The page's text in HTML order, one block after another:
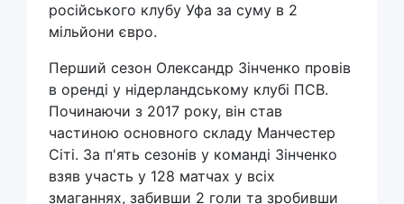
російського клубу Уфа за суму в 2
мільйони євро.
Перший сезон Олександр Зінченко провів
в оренді у нідерландському клубі ПСВ.
Починаючи з 2017 року, він став
частиною основного складу Манчестер
Сіті. За п'ять сезонів у команді Зінченко
взяв участь у 128 матчах у всіх
змаганнях, забивши 2 голи та зробивши